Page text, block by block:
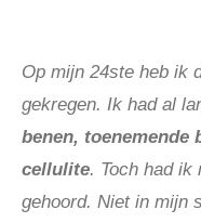
Op mijn 24ste heb ik
gekregen. Ik had al
benen, toenemende
cellulite. Toch had ik
gehoord. Niet in mijn